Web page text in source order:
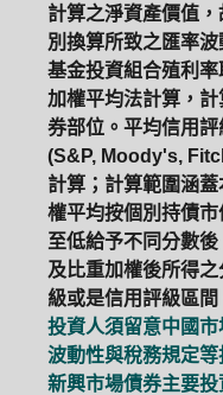
計算之淨資產價值
別換算所致之匯率波
基金投資組合殖利
加權平均法計算，
券部位。平均信用
(S&P, Moody's,
計算；計算範圍涵
權平均按個別持債
至低給予不同分數
及比重加權後所得
級或是信用評級區間
投資人須留意中國
波動性與稅務規定等
新興市場債券主要